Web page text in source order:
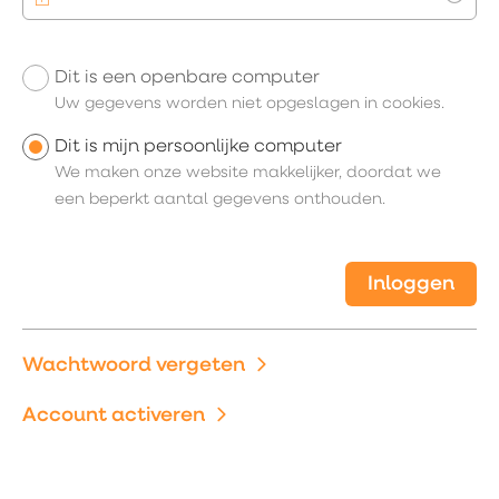
Uw inloggegevens
Dit is een openbare computer
Uw gegevens worden niet opgeslagen in cookies.
Dit is mijn persoonlijke computer
We maken onze website makkelijker, doordat we
een beperkt aantal gegevens onthouden.
Inloggen
Wachtwoord vergeten
Account activeren